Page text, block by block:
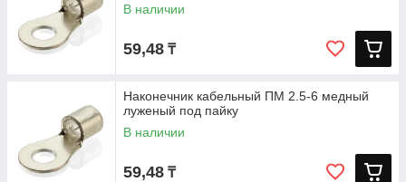
В наличии
59,48 ₸
Наконечник кабельный ПМ 2.5-6 медный
луженый под пайку
В наличии
59,48 ₸